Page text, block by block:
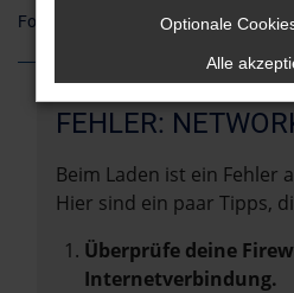
Ford Edge Gebrauchtwagen
FEHLER:
Beim Laden ist ein Fehler
Hier sind ein paar Tipps,
Überprüfe deine
Internetverbindung.
Optionale
Alle